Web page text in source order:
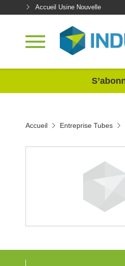
Accueil Usine Nouvelle
Accueil Entreprise Tubes